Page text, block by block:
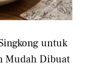
untuk
Mudah Dibuat